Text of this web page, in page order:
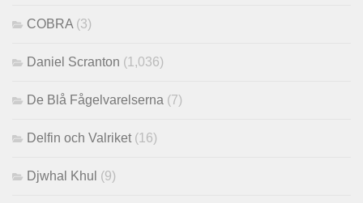
COBRA (3)
Daniel Scranton (1,036)
De Blå Fågelvarelserna (7)
Delfin och Valriket (16)
Djwhal Khul (9)